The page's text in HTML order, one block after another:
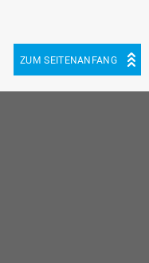
ZUM SEITENANFANG